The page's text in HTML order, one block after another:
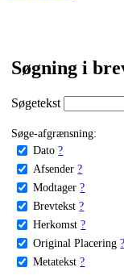
Søgning i
Søgetekst
Søge-afgrænsning:
Dato ?
Afsender ?
Modtager ?
Brevtekst ?
Herkomst ?
Original Placering ?
Metatekst ?